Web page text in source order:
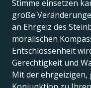
Stimme einsetzen
große
an Ehrgeiz des
moralischen
Entschlossenheit
Gerechtigkeit und
Mit der ehrgeizigen,